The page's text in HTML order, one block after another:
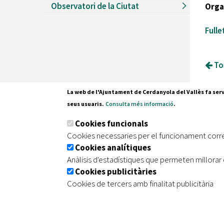
Observatori de la Ciutat
Tel.
| Avís legal | Protecció de dades
La web de l'Ajuntament de Cerdanyola del Vallès fa
seus usuaris. Consulta més informació.
Cookies funcionals
Cookies necessaries per el funcionament
Cookies analítiques
Anàlisis d'estadístiques que permeten
Cookies publicitàries
Cookies de tercers amb finalitat publicitària